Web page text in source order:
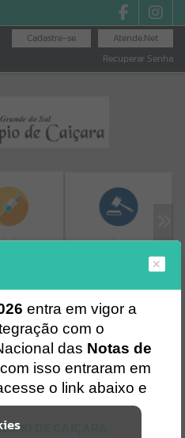
Atende.Net
Cadastre-se
Recuperar Senha
entra em vigor a
com o
das Notas de
com isso entraram em
o link abaixo e
DE CAIÇARA
CÓDIGO DA MENSAGEM:
token '('
pagina/static/bundle/wpo_index